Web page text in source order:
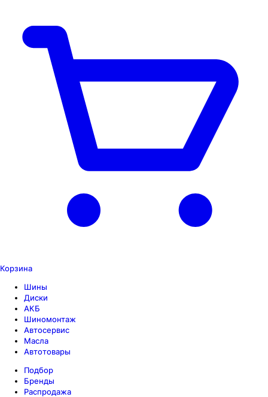
Корзина
Шины
Диски
АКБ
Шиномонтаж
Автосервис
Масла
Автотовары
Подбор
Бренды
Распродажа